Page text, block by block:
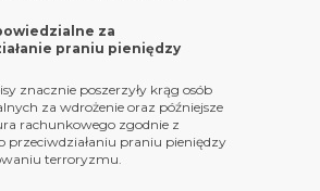
za
praniu pieniędzy
znacznie poszerzyły krąg osób
za wdrożenie oraz późniejsze
rachunkowego zgodnie z
przeciwdziałaniu praniu pieniędzy
terroryzmu.